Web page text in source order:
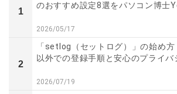
1
のおすすめ設定8選をパソコン博士
2026/05/17
2
「setlog（セットログ）」の始め方
以外での登録手順と安心のプライバ
2026/07/19